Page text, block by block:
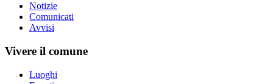
Notizie
Comunicati
Avvisi
Vivere il comune
Luoghi